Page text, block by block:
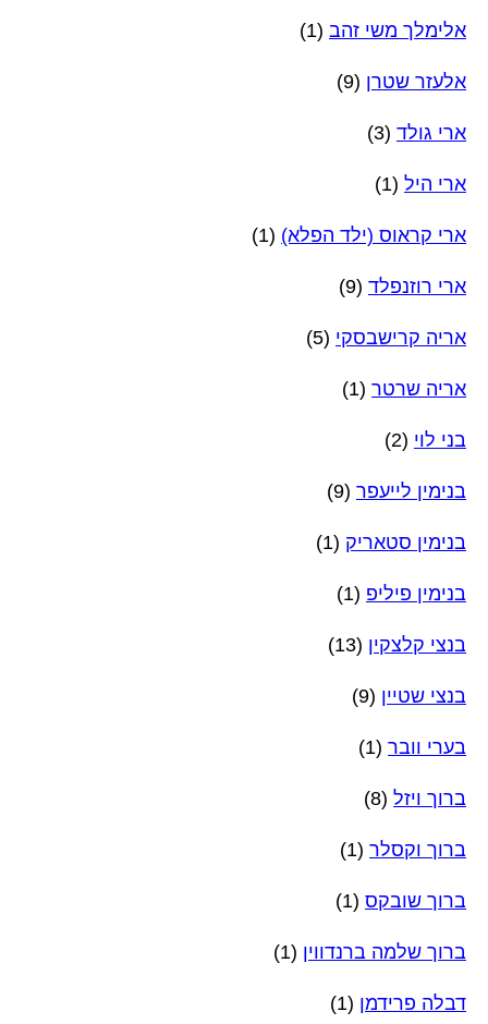
אלימלך משי זהב (1)
אלעזר שטרן (9)
ארי גולד (3)
ארי היל (1)
ארי קראוס (ילד הפלא) (1)
ארי רוזנפלד (9)
אריה קרישבסקי (5)
אריה שרטר (1)
בני לוי (2)
בנימין לייעפר (9)
בנימין סטאריק (1)
בנימין פיליפ (1)
בנצי קלצקין (13)
בנצי שטיין (9)
בערי וובר (1)
ברוך ויזל (8)
ברוך וקסלר (1)
ברוך שובקס (1)
ברוך שלמה ברנדווין (1)
דבלה פרידמן (1)